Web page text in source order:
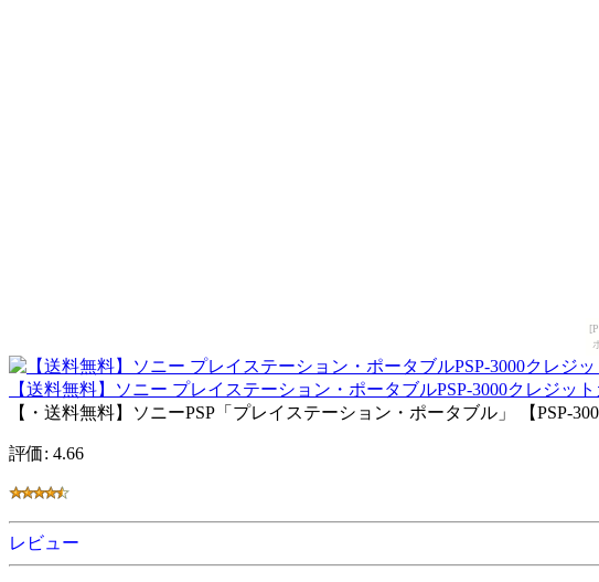
【送料無料】ソニー プレイステーション・ポータブルPSP-3000クレジッ
【・送料無料】ソニーPSP「プレイステーション・ポータブル」 【PSP-
評価: 4.66
レビュー